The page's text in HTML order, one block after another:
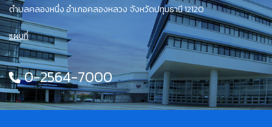
ตำบลคลองหนึ่ง อำเภอคลองหลวง จังหวัดปทุมธานี 12120
แผนที่
0-2564-7000